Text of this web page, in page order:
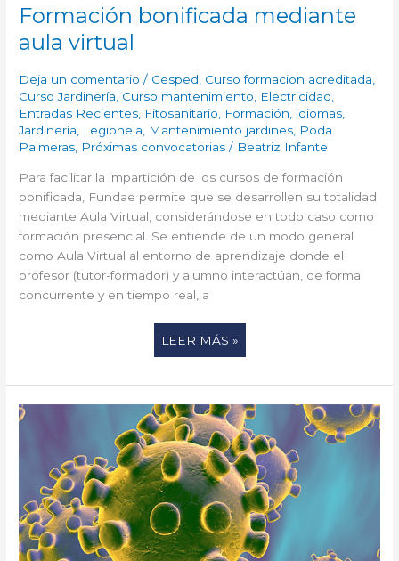
Formación bonificada mediante
aula virtual
Deja un comentario / Cesped Curso formacion acreditada
Curso Jardinería Curso mantenimiento Electricidad
Entradas Recientes Fitosanitario Formación idiomas
Jardinería
Legionela Mantenimiento jardines Poda
Palmeras Próximas convocatorias / Beatriz Infante
Para facilitar la impartición de los cursos de formación
bonificada, Fundae permite que se desarrollen su totalidad
mediante Aula Virtual, considerándose en todo caso como
formación presencial. Se entiende de un modo general
como Aula Virtual al entorno de aprendizaje donde el
profesor (tutor-formador) y alumno interactúan, de forma
concurrente y en tiempo real, a
LEER MÁS »
¿QUÉ
TIENEN
EN
COMÚN
LA
LEGIONELLA
Y
LA